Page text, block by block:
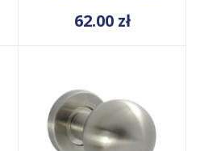
62.00 zł